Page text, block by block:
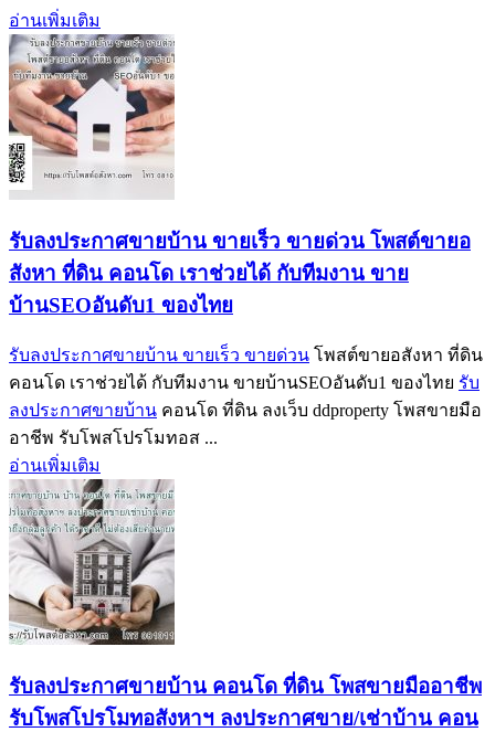
อ่านเพิ่มเติม
รับลงประกาศขายบ้าน ขายเร็ว ขายด่วน โพสต์ขายอ
สังหา ที่ดิน คอนโด เราช่วยได้ กับทีมงาน ขาย
บ้านSEOอันดับ1 ของไทย
รับลงประกาศขายบ้าน ขายเร็ว ขายด่วน โพสต์ขายอสังหา ที่ดิน
คอนโด เราช่วยได้ กับทีมงาน ขายบ้านSEOอันดับ1 ของไทย รับ
ลงประกาศขายบ้าน คอนโด ที่ดิน ลงเว็บ ddproperty โพสขายมือ
อาชีพ รับโพสโปรโมทอส ...
อ่านเพิ่มเติม
รับลงประกาศขายบ้าน คอนโด ที่ดิน โพสขายมืออาชีพ
รับโพสโปรโมทอสังหาฯ ลงประกาศขาย/เช่าบ้าน คอน